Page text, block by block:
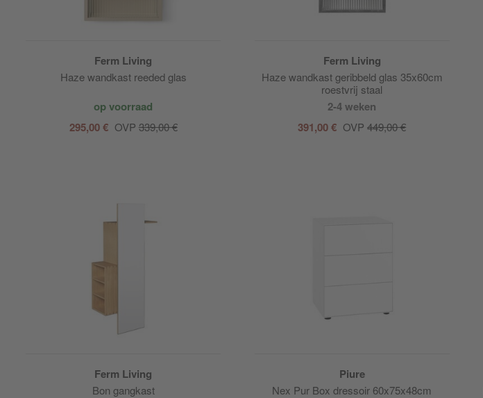
Ferm Living
Haze wandkast reeded glas
op voorraad
295,00 € OVP 339,00 €
Ferm Living
Haze wandkast geribbeld glas 35x60cm
roestvrij staal
2-4 weken
391,00 € OVP449,00 €
Ferm Living
Bon gangkast
Piure
Nex Pur Box dressoir 60x75x48cm